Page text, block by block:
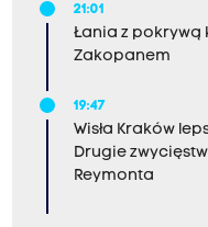
21:01
Łania z pokrywą
Zakopanem
19:47
Wisła Kraków
Drugie
Reymonta